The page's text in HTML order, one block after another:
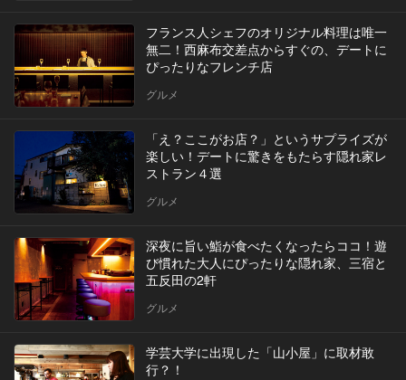
フランス人シェフのオリジナル料理は唯一
無二！西麻布交差点からすぐの、デートに
ぴったりなフレンチ店
グルメ
「え？ここがお店？」というサプライズが
楽しい！デートに驚きをもたらす隠れ家レ
ストラン４選
グルメ
深夜に旨い鮨が食べたくなったらココ！遊
び慣れた大人にぴったりな隠れ家、三宿と
五反田の2軒
グルメ
学芸大学に出現した「山小屋」に取材敢
行？！